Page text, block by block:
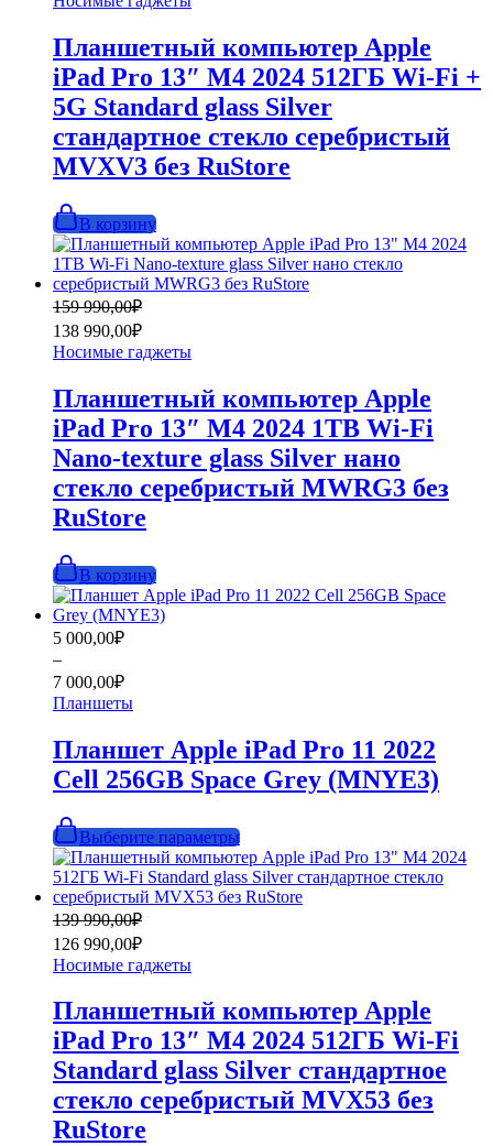
149
990,00₽.
Планшетный компьютер Apple
iPad Pro 13″ M4 2024 512ГБ Wi-Fi +
5G Standard glass Silver
стандартное стекло серебристый
MVXV3 без RuStore
В корзину
159 990,00₽
Первоначальная
цена
составляла
159
138 990,00₽
Текущая
цена:
138
990,00₽.
Носимые гаджеты
Планшетный компьютер Apple
iPad Pro 13″ M4 2024 1TB Wi-Fi
Nano-texture glass Silver нано
стекло серебристый MWRG3 без
RuStore
В корзину
5 000,00₽
–
7 000,00₽
Диапазон
5
000,00₽
–
7
000,00₽
Планшеты
Планшет Apple iPad Pro 11 2022
Cell 256GB Space Grey (MNYE3)
Выберите параметрытовар
имеет
несколько
вариаций.
странице
товара.
139 990,00₽
Первоначальная
цена
составляла
139
990,00₽.
126 990,00₽
Текущая
цена:
126
990,00₽.
Носимые гаджеты
Планшетный компьютер Apple
iPad Pro 13″ M4 2024 512ГБ Wi-Fi
Standard glass Silver стандартное
стекло серебристый MVX53 без
RuStore